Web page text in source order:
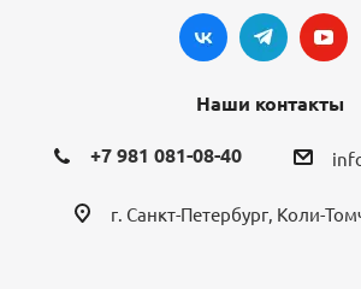
Наши контакты
+7 981 081-08-40
г. Санкт-Петербург, Коли-